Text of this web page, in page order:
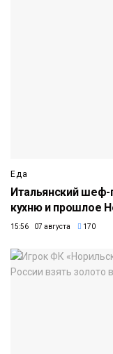
Еда
Итальянский шеф-
кухню и прошлое
15:56 07 августа 170